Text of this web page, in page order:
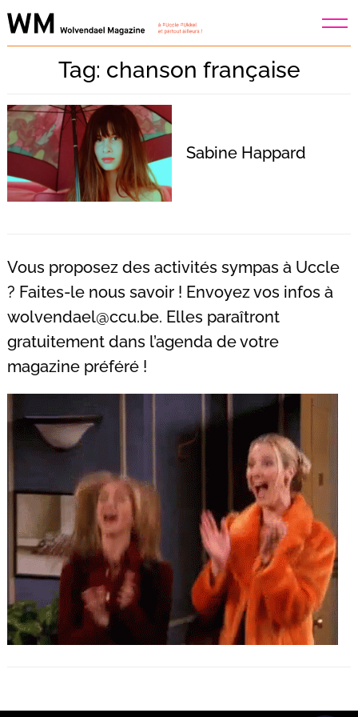
Skip
to
Tag: chanson française
Sabine Happard
Vous proposez des activités sympas à Uccle
? Faites-le nous savoir ! Envoyez vos infos à
wolvendael@ccu.be. Elles paraîtront
gratuitement dans l’agenda de votre
magazine préféré !
Recherche
pour
: